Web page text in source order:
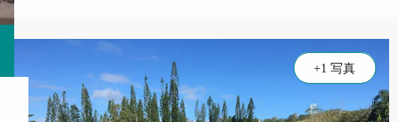
+1 写真